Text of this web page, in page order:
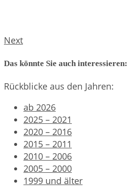
Next
Das könnte Sie auch interessieren:
Rückblicke aus den Jahren:
ab 2026
2025 – 2021
2020 – 2016
2015 – 2011
2010 – 2006
2005 – 2000
1999 und älter